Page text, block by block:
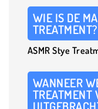
WIE IS DE
TREATMENT?
ASMR Stye
WANNEER
TREATMENT